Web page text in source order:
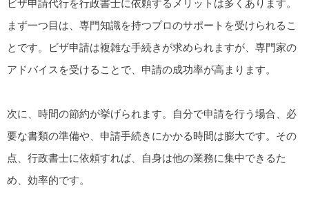
ビザ申請代行を行政書士に依頼するメリットは多くあります。
まず一つ目は、専門知識を持つプロのサポートを受けられるこ
とです。ビザ申請は複雑な手続きが求められますが、専門家の
アドバイスを受けることで、申請の成功率が高まります。
次に、時間の節約が挙げられます。自分で申請を行う場合、必
要な書類の準備や、申請手続きにかかる時間は膨大です。その
点、行政書士に依頼すれば、自身は他の業務に集中できるた
め、効率的です。